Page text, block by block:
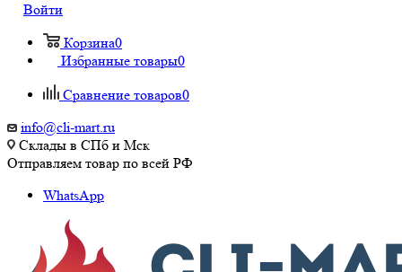
Войти
Корзина0
Избранные товары0
Сравнение товаров0
info@cli-mart.ru
Склады в СПб и Мск
Отправляем товар по всей РФ
WhatsApp